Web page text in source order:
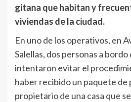
gitana que habitan y
viviendas de la ciudad.
En uno de los operativos, en
Salellas, dos personas a
intentaron evitar el
haber recibido un paquete de
propietario de una casa que